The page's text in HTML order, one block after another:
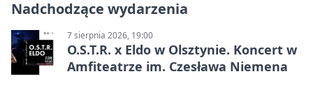
Nadchodzące wydarzenia
7 sierpnia 2026, 19:00
O.S.T.R. x Eldo w Olsztynie. Koncert w
Amfiteatrze im. Czesława Niemena